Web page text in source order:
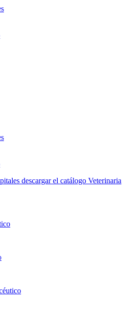
descargar el catálogo Veterinaria